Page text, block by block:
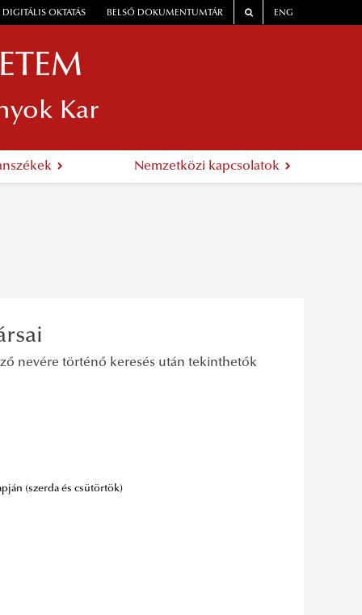
DIGITÁLIS OKTATÁS BELSŐ DOKUMENTUMTÁR ENG
Kar
Nemzetközi kapcsolatok
nevére történő keresés után tekinthetők
(szerda és csütörtök)